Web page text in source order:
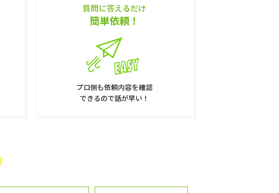
質問に答えるだけ
簡単依頼！
プロ側も依頼内容を確認
できるので話が早い！